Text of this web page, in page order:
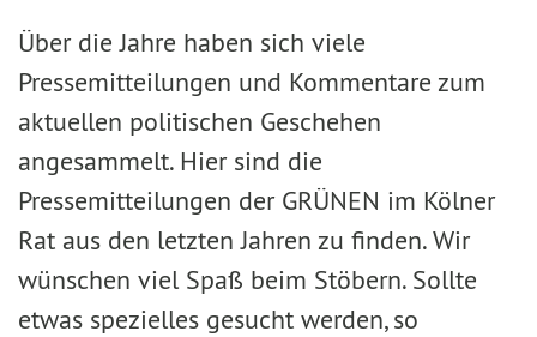
Über die Jahre haben sich viele
Pressemitteilungen und Kommentare zum
aktuellen politischen Geschehen
angesammelt. Hier sind die
Pressemitteilungen der GRÜNEN im Kölner
Rat aus den letzten Jahren zu finden. Wir
wünschen viel Spaß beim Stöbern. Sollte
etwas spezielles gesucht werden, so